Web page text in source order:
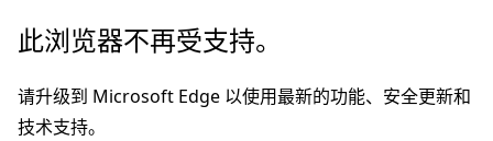
跳
主
要
此浏览器不再受支持。
请升级到 Microsoft Edge 以使用最新的功能、安全更新和
技术支持。